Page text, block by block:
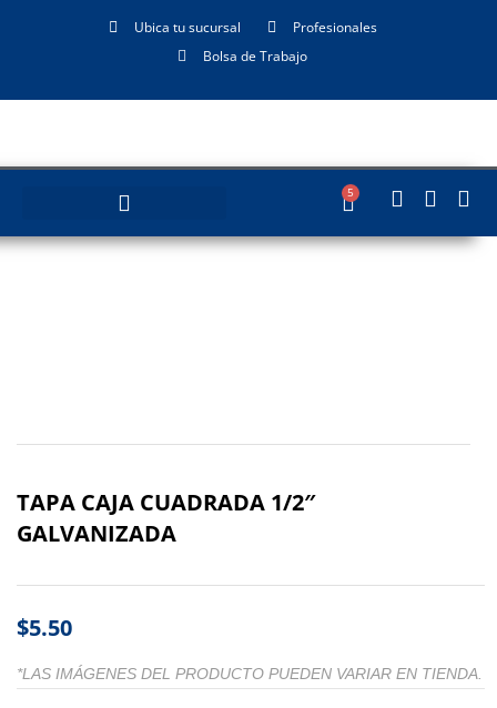
Ubica tu sucursal
Profesionales
Bolsa de Trabajo
5
TAPA CAJA CUADRADA 1/2″
GALVANIZADA
$5.50
*LAS IMÁGENES DEL PRODUCTO PUEDEN VARIAR EN TIENDA.